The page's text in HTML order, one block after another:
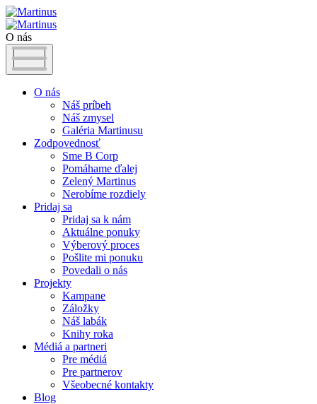
O nás
O nás
Náš príbeh
Náš zmysel
Galéria Martinusu
Zodpovednosť
Sme B Corp
Pomáhame ďalej
Zelený Martinus
Nerobíme rozdiely
Pridaj sa
Pridaj sa k nám
Aktuálne ponuky
Výberový proces
Pošlite mi ponuku
Povedali o nás
Projekty
Kampane
Záložky
Náš labák
Knihy roka
Médiá a partneri
Pre médiá
Pre partnerov
Všeobecné kontakty
Blog